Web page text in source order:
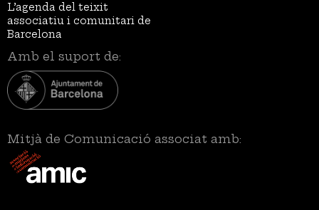
L’agenda del teixit
associatiu i comunitari de
Barcelona
Amb el suport de:
Mitjà de Comunicació associat amb: